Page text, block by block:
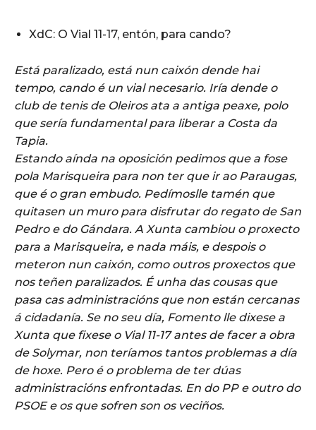
XdC: O Vial 11-17, entón, para cando?
Está paralizado, está nun caixón dende hai
tempo, cando é un vial necesario. Iría dende o
club de tenis de Oleiros ata a antiga peaxe, polo
que sería fundamental para liberar a Costa da
Tapia.
Estando aínda na oposición pedimos que a fose
pola Marisqueira para non ter que ir ao Paraugas,
que é o gran embudo. Pedímoslle tamén que
quitasen un muro para disfrutar do regato de San
Pedro e do Gándara. A Xunta cambiou o proxecto
para a Marisqueira, e nada máis, e despois o
meteron nun caixón, como outros proxectos que
nos teñen paralizados. É unha das cousas que
pasa cas administracións que non están cercanas
á cidadanía. Se no seu día, Fomento lle dixese a
Xunta que fixese o Vial 11-17 antes de facer a obra
de Solymar, non teríamos tantos problemas a día
de hoxe. Pero é o problema de ter dúas
administracións enfrontadas. En do PP e outro do
PSOE e os que sofren son os veciños.